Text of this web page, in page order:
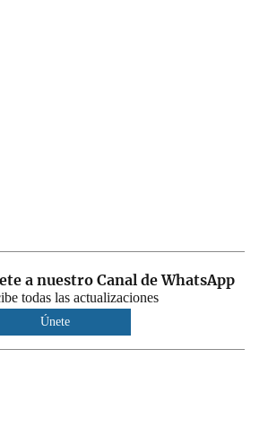
a nuestro Canal de WhatsApp
todas las actualizaciones
Únete